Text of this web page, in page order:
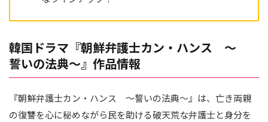
韓国ドラマ『朝鮮弁護士カン・ハンス ～
誓いの法典～』作品情報
『朝鮮弁護士カン・ハンス ～誓いの法典～』は、亡き両親
の復讐を心に秘めながら民を助ける破天荒な弁護士と身分を